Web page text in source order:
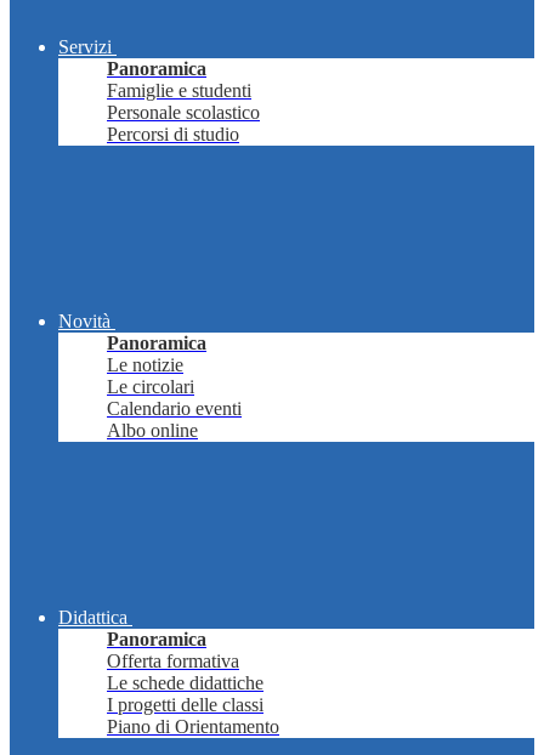
Servizi
Panoramica
Famiglie e studenti
Personale scolastico
Percorsi di studio
Novità
Panoramica
Le notizie
Le circolari
Calendario eventi
Albo online
Didattica
Panoramica
Offerta formativa
Le schede didattiche
I progetti delle classi
Piano di Orientamento